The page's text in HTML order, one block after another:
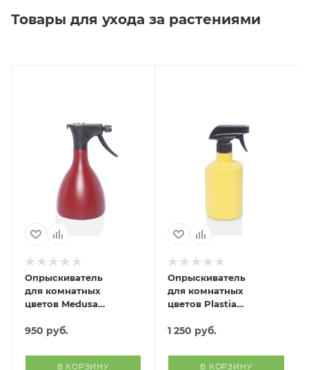
Товары для ухода за растениями
Опрыскиватель
для комнатных
цветов Medusa
950 руб.
В КОРЗИНУ
Опрыскиватель
для комнатных
цветов Plastia
1 250 руб.
В КОРЗИНУ